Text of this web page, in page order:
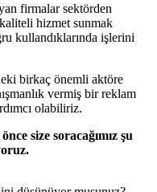
firmalar sektörden
hizmet sunmak
kullandıklarında işlerini
birkaç önemli aktöre
vermiş bir reklam
olabiliriz.
size soracağımız şu